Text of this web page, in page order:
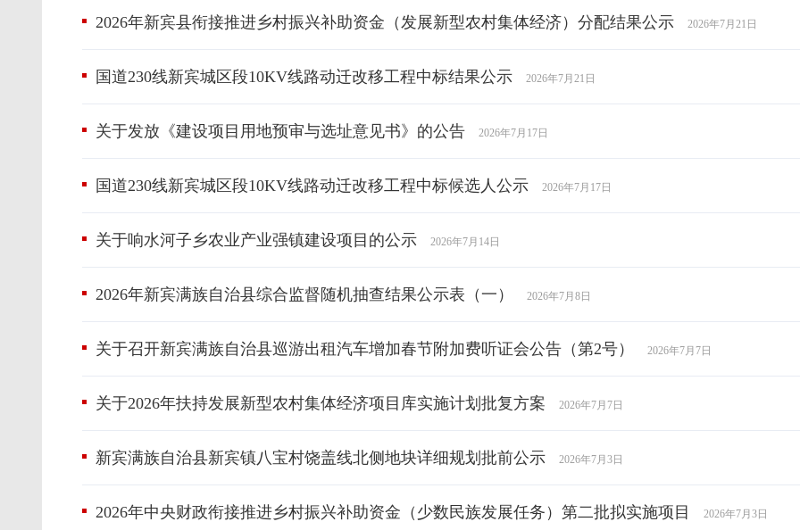
2026年新宾县衔接推进乡村振兴补助资金（发展新型农村集体经济）分配结果公示 2026年7月21日
国道230线新宾城区段10KV线路动迁改移工程中标结果公示 2026年7月21日
关于发放《建设项目用地预审与选址意见书》的公告 2026年7月17日
国道230线新宾城区段10KV线路动迁改移工程中标候选人公示 2026年7月17日
关于响水河子乡农业产业强镇建设项目的公示 2026年7月14日
2026年新宾满族自治县综合监督随机抽查结果公示表（一） 2026年7月8日
关于召开新宾满族自治县巡游出租汽车增加春节附加费听证会公告（第2号） 2026年7月7日
关于2026年扶持发展新型农村集体经济项目库实施计划批复方案 2026年7月7日
新宾满族自治县新宾镇八宝村饶盖线北侧地块详细规划批前公示 2026年7月3日
2026年中央财政衔接推进乡村振兴补助资金（少数民族发展任务）第二批拟实施项目 2026年7月3日